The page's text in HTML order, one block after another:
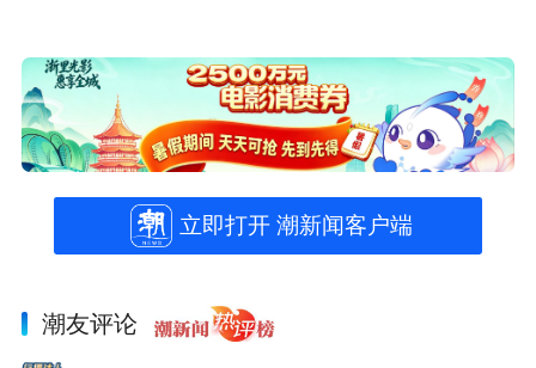
立即打开 潮新闻客户端
潮友评论